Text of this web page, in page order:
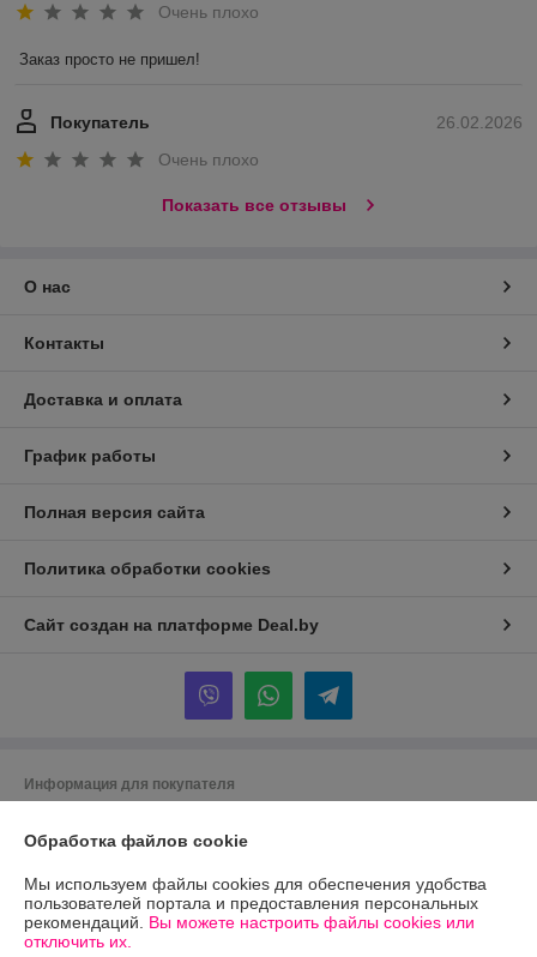
Очень плохо
Заказ просто не пришел!
26.02.2026
Покупатель
Очень плохо
Показать все отзывы
О нас
Контакты
Доставка и оплата
График работы
Полная версия сайта
Политика обработки cookies
Сайт создан на платформе Deal.by
Информация для покупателя
*Минская обл., Дзержинский р-н, г.Фаниполь,ул. Чапского,д.15,ком 1
Регистрационный номер ЕГР: 691419245
УНП: 691419245
Обработка файлов cookie
Мы используем файлы cookies для обеспечения удобства
пользователей портала и предоставления персональных
рекомендаций. Вы можете настроить файлы cookies или
отключить их.